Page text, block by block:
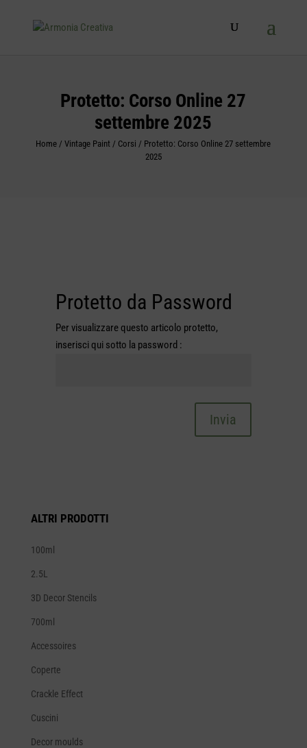
Protetto: Corso Online 27
settembre 2025
Home /Vintage Paint / Corsi / Protetto: Corso Online 27 settembre
2025
Protetto da Password
Per visualizzare questo articolo protetto,
inserisci qui sotto la password :
Invia
ALTRI PRODOTTI
100ml
2.5L
3D Decor Stencils
700ml
Accessoires
Coperte
Crackle Effect
Cuscini
Decor moulds